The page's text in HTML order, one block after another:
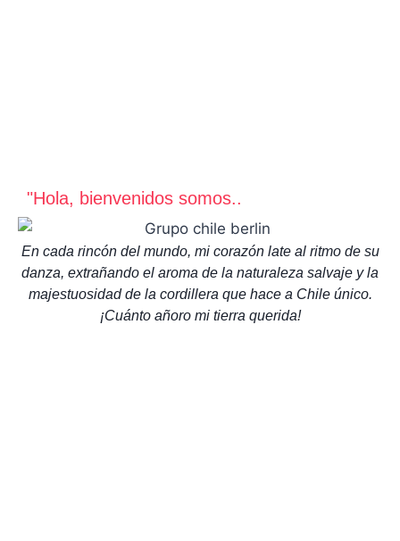
"Hola, bienvenidos somos..
En cada rincón del mundo, mi corazón late al ritmo de su
danza, extrañando el aroma de la naturaleza salvaje y la
majestuosidad de la cordillera que hace a Chile único.
¡Cuánto añoro mi tierra querida!